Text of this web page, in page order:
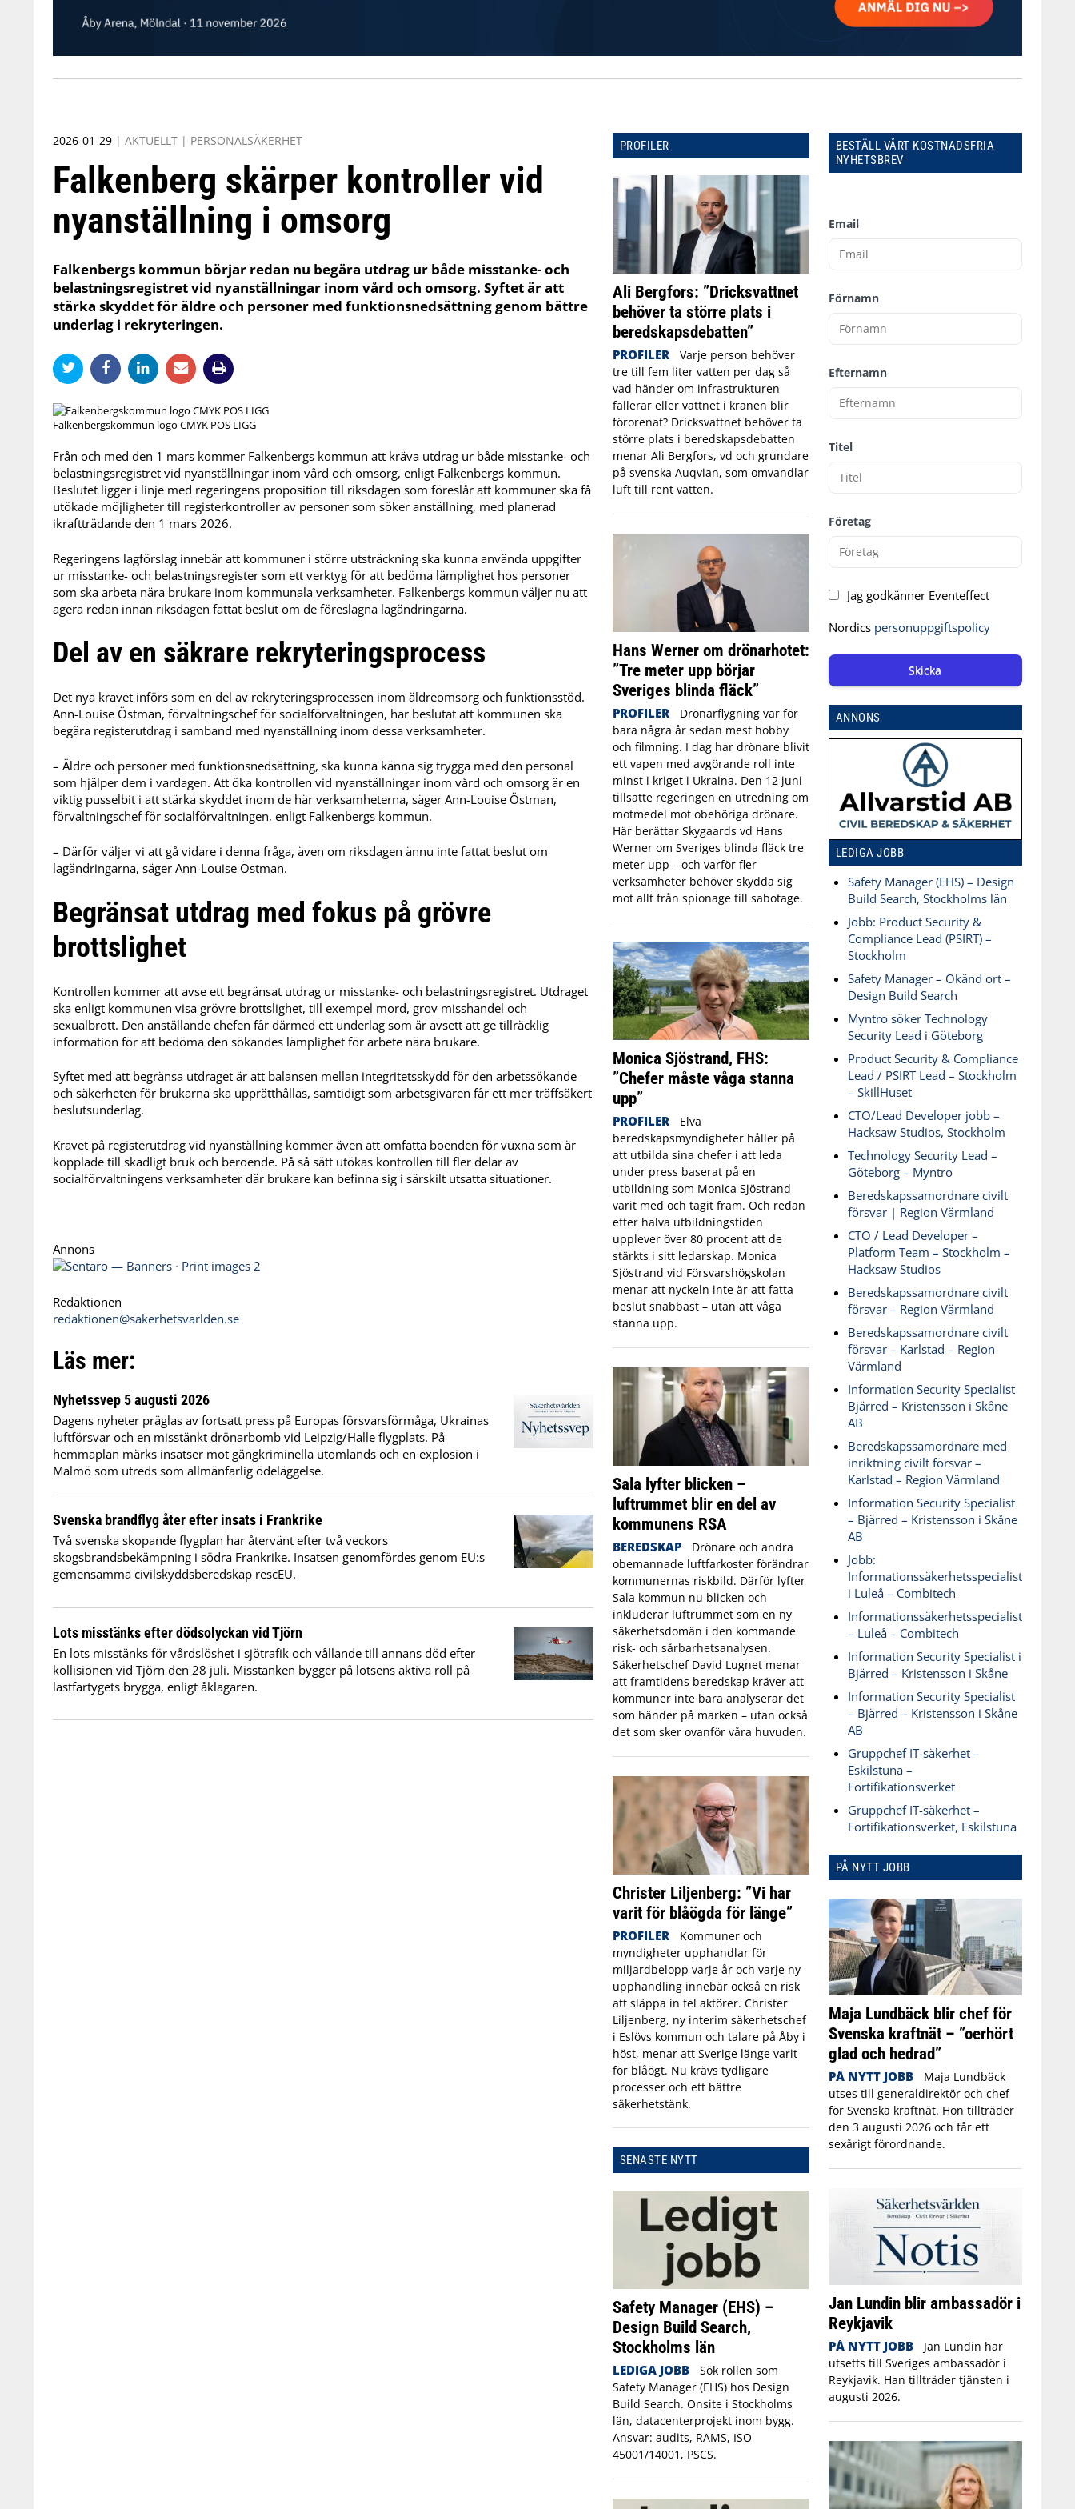
2026-01-29 | AKTUELLT | PERSONALSÄKERHET
Falkenberg skärper kontroller vid
nyanställning i omsorg
Falkenbergs kommun börjar redan nu begära utdrag ur både misstanke- och
belastningsregistret vid nyanställningar inom vård och omsorg. Syftet är att
stärka skyddet för äldre och personer med funktionsnedsättning genom bättre
underlag i rekryteringen.
Falkenbergskommun logo CMYK POS LIGG
Från och med den 1 mars kommer Falkenbergs kommun att kräva utdrag ur både misstanke- och
belastningsregistret vid nyanställningar inom vård och omsorg, enligt Falkenbergs kommun.
Beslutet ligger i linje med regeringens proposition till riksdagen som föreslår att kommuner ska få
utökade möjligheter till registerkontroller av personer som söker anställning, med planerad
ikraftträdande den 1 mars 2026.
Regeringens lagförslag innebär att kommuner i större utsträckning ska kunna använda uppgifter
ur misstanke- och belastningsregister som ett verktyg för att bedöma lämplighet hos personer
som ska arbeta nära brukare inom kommunala verksamheter. Falkenbergs kommun väljer nu att
agera redan innan riksdagen fattat beslut om de föreslagna lagändringarna.
Del av en säkrare rekryteringsprocess
Det nya kravet införs som en del av rekryteringsprocessen inom äldreomsorg och funktionsstöd.
Ann-Louise Östman, förvaltningschef för socialförvaltningen, har beslutat att kommunen ska
begära registerutdrag i samband med nyanställning inom dessa verksamheter.
– Äldre och personer med funktionsnedsättning, ska kunna känna sig trygga med den personal
som hjälper dem i vardagen. Att öka kontrollen vid nyanställningar inom vård och omsorg är en
viktig pusselbit i att stärka skyddet inom de här verksamheterna, säger Ann-Louise Östman,
förvaltningschef för socialförvaltningen, enligt Falkenbergs kommun.
– Därför väljer vi att gå vidare i denna fråga, även om riksdagen ännu inte fattat beslut om
lagändringarna, säger Ann-Louise Östman.
Begränsat utdrag med fokus på grövre
brottslighet
Kontrollen kommer att avse ett begränsat utdrag ur misstanke- och belastningsregistret. Utdraget
ska enligt kommunen visa grövre brottslighet, till exempel mord, grov misshandel och
sexualbrott. Den anställande chefen får därmed ett underlag som är avsett att ge tillräcklig
information för att bedöma den sökandes lämplighet för arbete nära brukare.
Syftet med att begränsa utdraget är att balansen mellan integritetsskydd för den arbetssökande
och säkerheten för brukarna ska upprätthållas, samtidigt som arbetsgivaren får ett mer träffsäkert
beslutsunderlag.
Kravet på registerutdrag vid nyanställning kommer även att omfatta boenden för vuxna som är
kopplade till skadligt bruk och beroende. På så sätt utökas kontrollen till fler delar av
socialförvaltningens verksamheter där brukare kan befinna sig i särskilt utsatta situationer.
Annons
Redaktionen
redaktionen@sakerhetsvarlden.se
Läs mer:
Nyhetssvep 5 augusti 2026
Dagens nyheter präglas av fortsatt press på Europas försvarsförmåga, Ukrainas
luftförsvar och en misstänkt drönarbomb vid Leipzig/Halle flygplats. På
hemmaplan märks insatser mot gängkriminella utomlands och en explosion i
Malmö som utreds som allmänfarlig ödeläggelse.
Svenska brandflyg åter efter insats i Frankrike
Två svenska skopande flygplan har återvänt efter två veckors
skogsbrandsbekämpning i södra Frankrike. Insatsen genomfördes genom EU:s
gemensamma civilskyddsberedskap rescEU.
Lots misstänks efter dödsolyckan vid Tjörn
En lots misstänks för vårdslöshet i sjötrafik och vållande till annans död efter
kollisionen vid Tjörn den 28 juli. Misstanken bygger på lotsens aktiva roll på
lastfartygets brygga, enligt åklagaren.
PROFILER
Ali Bergfors: ”Dricksvattnet
behöver ta större plats i
beredskapsdebatten”
PROFILER
Varje person behöver
tre till fem liter vatten per dag så
vad händer om infrastrukturen
fallerar eller vattnet i kranen blir
förorenat? Dricksvattnet behöver ta
större plats i beredskapsdebatten
menar Ali Bergfors, vd och grundare
på svenska Auqvian, som omvandlar
luft till rent vatten.
Hans Werner om drönarhotet:
”Tre meter upp börjar
Sveriges blinda fläck”
PROFILER
Drönarflygning var för
bara några år sedan mest hobby
och filmning. I dag har drönare blivit
ett vapen med avgörande roll inte
minst i kriget i Ukraina. Den 12 juni
tillsatte regeringen en utredning om
motmedel mot obehöriga drönare.
Här berättar Skygaards vd Hans
Werner om Sveriges blinda fläck tre
meter upp – och varför fler
verksamheter behöver skydda sig
mot allt från spionage till sabotage.
Monica Sjöstrand, FHS:
”Chefer måste våga stanna
upp”
PROFILER
Elva
beredskapsmyndigheter håller på
att utbilda sina chefer i att leda
under press baserat på en
utbildning som Monica Sjöstrand
varit med och tagit fram. Och redan
efter halva utbildningstiden
upplever över 80 procent att de
stärkts i sitt ledarskap. Monica
Sjöstrand vid Försvarshögskolan
menar att nyckeln inte är att fatta
beslut snabbast – utan att våga
stanna upp.
Sala lyfter blicken –
luftrummet blir en del av
kommunens RSA
BEREDSKAP
Drönare och andra
obemannade luftfarkoster förändrar
kommunernas riskbild. Därför lyfter
Sala kommun nu blicken och
inkluderar luftrummet som en ny
säkerhetsdomän i den kommande
risk- och sårbarhetsanalysen.
Säkerhetschef David Lugnet menar
att framtidens beredskap kräver att
kommuner inte bara analyserar det
som händer på marken – utan också
det som sker ovanför våra huvuden.
Christer Liljenberg: ”Vi har
varit för blåögda för länge”
PROFILER
Kommuner och
myndigheter upphandlar för
miljardbelopp varje år och varje ny
upphandling innebär också en risk
att släppa in fel aktörer. Christer
Liljenberg, ny interim säkerhetschef
i Eslövs kommun och talare på Åby i
höst, menar att Sverige länge varit
för blåögt. Nu krävs tydligare
processer och ett bättre
säkerhetstänk.
SENASTE NYTT
Safety Manager (EHS) –
Design Build Search,
Stockholms län
LEDIGA JOBB
Sök rollen som
Safety Manager (EHS) hos Design
Build Search. Onsite i Stockholms
län, datacenterprojekt inom bygg.
Ansvar: audits, RAMS, ISO
45001/14001, PSCS.
BESTÄLL VÅRT KOSTNADSFRIA
NYHETSBREV
Email
Förnamn
Efternamn
Titel
Företag
Jag godkänner Eventeffect
Nordics personuppgiftspolicy
Skicka
ANNONS
LEDIGA JOBB
Safety Manager (EHS) – Design
Build Search, Stockholms län
Jobb: Product Security &
Compliance Lead (PSIRT) –
Stockholm
Safety Manager – Okänd ort –
Design Build Search
Myntro söker Technology
Security Lead i Göteborg
Product Security & Compliance
Lead / PSIRT Lead – Stockholm
– SkillHuset
CTO/Lead Developer jobb –
Hacksaw Studios, Stockholm
Technology Security Lead –
Göteborg – Myntro
Beredskapssamordnare civilt
försvar | Region Värmland
CTO / Lead Developer –
Platform Team – Stockholm –
Hacksaw Studios
Beredskapssamordnare civilt
försvar – Region Värmland
Beredskapssamordnare civilt
försvar – Karlstad – Region
Värmland
Information Security Specialist
Bjärred – Kristensson i Skåne
AB
Beredskapssamordnare med
inriktning civilt försvar –
Karlstad – Region Värmland
Information Security Specialist
– Bjärred – Kristensson i Skåne
AB
Jobb:
Informationssäkerhetsspecialist
i Luleå – Combitech
Informationssäkerhetsspecialist
– Luleå – Combitech
Information Security Specialist i
Bjärred – Kristensson i Skåne
Information Security Specialist
– Bjärred – Kristensson i Skåne
AB
Gruppchef IT-säkerhet –
Eskilstuna –
Fortifikationsverket
Gruppchef IT-säkerhet –
Fortifikationsverket, Eskilstuna
PÅ NYTT JOBB
Maja Lundbäck blir chef för
Svenska kraftnät – ”oerhört
glad och hedrad”
PÅ NYTT JOBB
Maja Lundbäck
utses till generaldirektör och chef
för Svenska kraftnät. Hon tillträder
den 3 augusti 2026 och får ett
sexårigt förordnande.
Jan Lundin blir ambassadör i
Reykjavik
PÅ NYTT JOBB
Jan Lundin har
utsetts till Sveriges ambassadör i
Reykjavik. Han tillträder tjänsten i
augusti 2026.